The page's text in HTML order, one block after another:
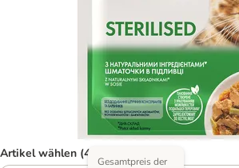
Artikel wählen (4 Varianten)
Gesamtpreis der